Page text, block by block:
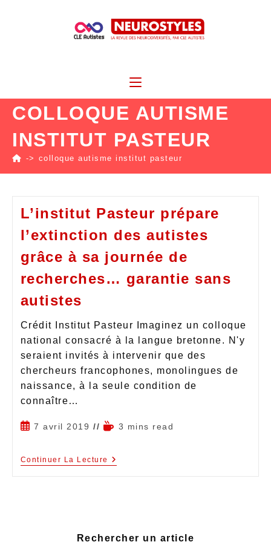
COLLOQUE AUTISME
INSTITUT PASTEUR
-> colloque autisme institut pasteur
L’institut Pasteur prépare
l’extinction des autistes
grâce à sa journée de
recherches… garantie sans
autistes
Crédit Institut Pasteur Imaginez un colloque
national consacré à la langue bretonne. N'y
seraient invités à intervenir que des
chercheurs francophones, monolingues de
naissance, à la seule condition de
connaître…
7 avril 2019 3 mins read
Continuer La Lecture
Rechercher un article